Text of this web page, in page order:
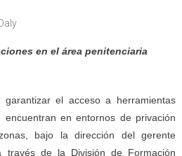
en el área penitenciaria
el acceso a herramientas
en entornos de privación
bajo la dirección del gerente
través de la División de Formación